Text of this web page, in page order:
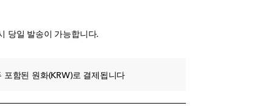
당일 발송이 가능합니다.
포함된 원화(KRW)로 결제됩니다